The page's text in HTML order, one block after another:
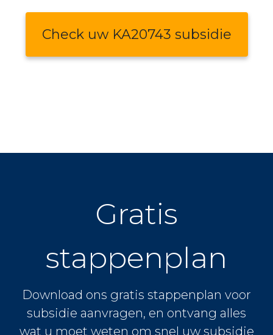
Check uw KA20743 subsidie
Gratis
stappenplan
Download ons gratis stappenplan voor
subsidie aanvragen, en ontvang alles
wat u moet weten om snel uw subsidie